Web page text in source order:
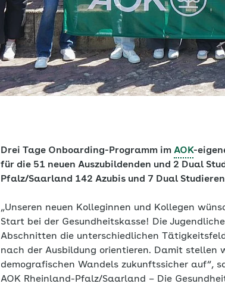
Drei Tage Onboarding-Programm im AOK-
für die 51 neuen Auszubildenden und 2 Dual
Pfalz/Saarland 142 Azubis und 7 Dual
„Unseren neuen Kolleginnen und Kollegen
Start bei der Gesundheitskasse! Die
Abschnitten die unterschiedlichen
nach der Ausbildung orientieren. Damit stellen
demografischen Wandels zukunftssicher auf“,
AOK Rheinland-Pfalz/Saarland – Die